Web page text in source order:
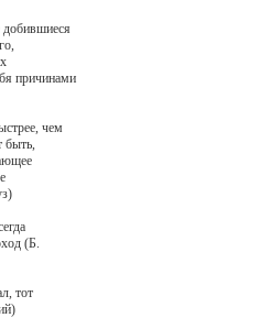
причинами
чем
быть,
(Б.
тот